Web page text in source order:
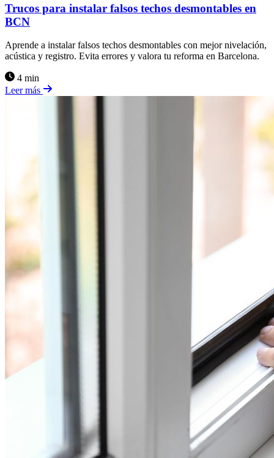
Trucos para instalar falsos techos desmontables en
BCN
Aprende a instalar falsos techos desmontables con mejor nivelación,
acústica y registro. Evita errores y valora tu reforma en Barcelona.
4 min
Leer más